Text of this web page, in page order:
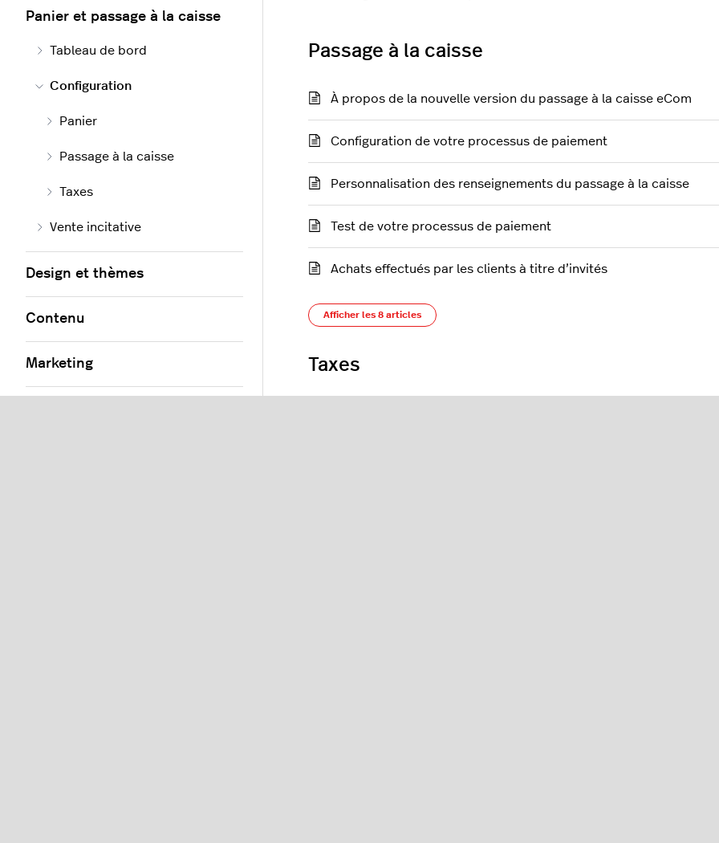
Passage à la caisse
À propos de la nouvelle version du passage à la caisse eCom
Configuration de votre processus de paiement
Personnalisation des renseignements du passage à la caisse
Test de votre processus de paiement
Achats effectués par les clients à titre d’invités
Afficher les 8 articles
Taxes
Panier et passage à la caisse
Tableau de bord
Configuration
Panier
Passage à la caisse
Taxes
Vente incitative
Design et thèmes
Contenu
Marketing